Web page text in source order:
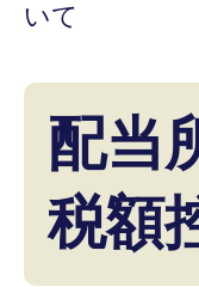
いて
配当
税額